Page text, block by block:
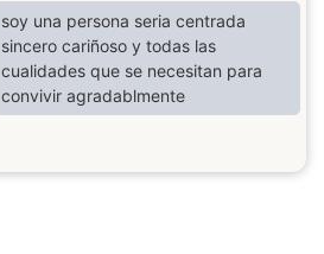
soy una persona seria centrada
sincero cariñoso y todas las
cualidades que se necesitan para
convivir agradablmente